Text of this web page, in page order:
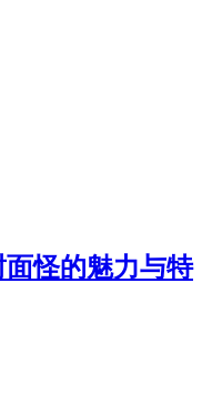
怪的魅力与特